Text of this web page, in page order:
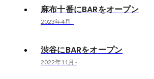
麻布十番にBARをオープン
2023年4月 -
渋谷にBARをオープン
2022年11月 -